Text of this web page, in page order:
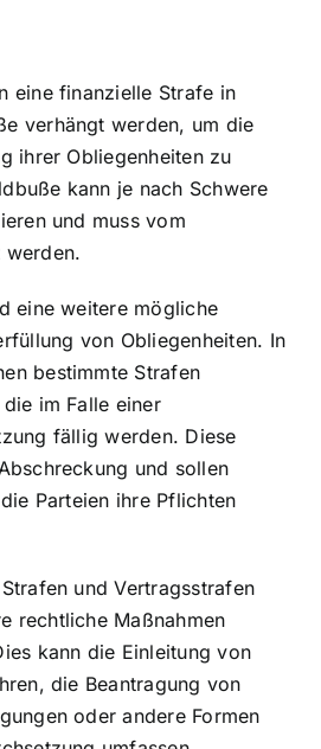
eine finanzielle Strafe in
verhängt werden, um die
ihrer Obliegenheiten zu
kann je nach Schwere
und muss vom
werden.
eine weitere mögliche
von Obliegenheiten. In
bestimmte Strafen
im Falle einer
fällig werden. Diese
und sollen
Parteien ihre Pflichten
und Vertragsstrafen
rechtliche Maßnahmen
kann die Einleitung von
die Beantragung von
oder andere Formen